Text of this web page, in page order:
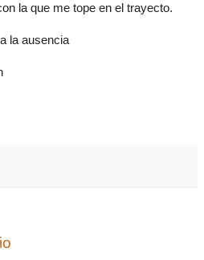
la que me tope en el trayecto.
la ausencia